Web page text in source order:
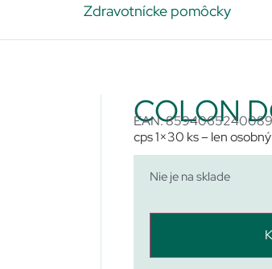
Zdravotnícke pomôcky
COLON
EAN: 8594065240089
cps 1×30 ks – len
Nie je na sklade